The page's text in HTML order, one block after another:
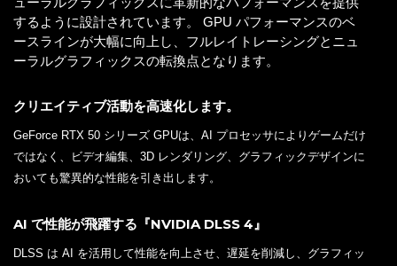
するように設計されています。 GPU パフォーマンスのベ
ースラインが大幅に向上し、フルレイトレーシングとニュ
ーラルグラフィックスの転換点となります。
クリエイティブ活動を高速化します。
GeForce RTX 50 シリーズ GPUは、AI プロセッサによりゲームだけ
ではなく、ビデオ編集、3D レンダリング、グラフィックデザインに
おいても驚異的な性能を引き出します。
AI で性能が飛躍する『NVIDIA DLSS 4』
DLSS は AI を活用して性能を向上させ、遅延を削減し、グラフィッ